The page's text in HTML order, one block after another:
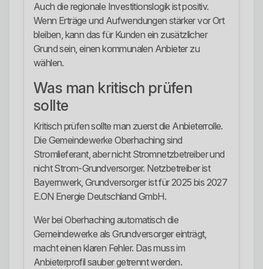
Auch die regionale Investitionslogik ist positiv.
Wenn Erträge und Aufwendungen stärker vor Ort
bleiben, kann das für Kunden ein zusätzlicher
Grund sein, einen kommunalen Anbieter zu
wählen.
Was man kritisch prüfen
sollte
Kritisch prüfen sollte man zuerst die Anbieterrolle.
Die Gemeindewerke Oberhaching sind
Stromlieferant, aber nicht Stromnetzbetreiber und
nicht Strom-Grundversorger. Netzbetreiber ist
Bayernwerk, Grundversorger ist für 2025 bis 2027
E.ON Energie Deutschland GmbH.
Wer bei Oberhaching automatisch die
Gemeindewerke als Grundversorger einträgt,
macht einen klaren Fehler. Das muss im
Anbieterprofil sauber getrennt werden.